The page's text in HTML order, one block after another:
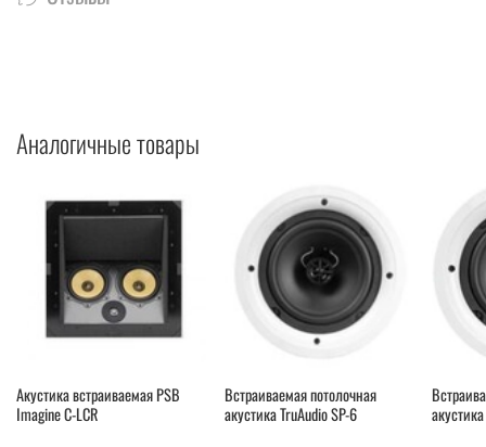
Аналогичные товары
Акустика встраиваемая PSB
Imagine C-LCR
Встраиваемая потолочная
акустика TruAudio SP-6